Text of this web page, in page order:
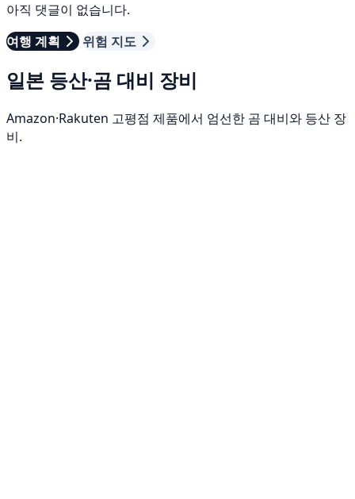
아직 댓글이 없습니다.
여행 계획
위험 지도
일본 등산·곰 대비 장비
Amazon·Rakuten 고평점 제품에서 엄선한 곰 대비와 등산 장
비.